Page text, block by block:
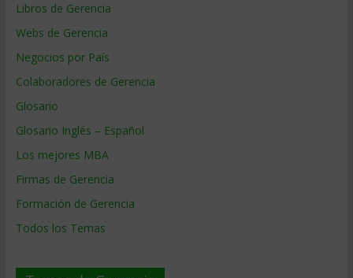
Libros de Gerencia
Webs de Gerencia
Negocios por País
Colaboradores de Gerencia
Glosario
Glosario Inglés – Español
Los mejores MBA
Firmas de Gerencia
Formación de Gerencia
Todos los Temas